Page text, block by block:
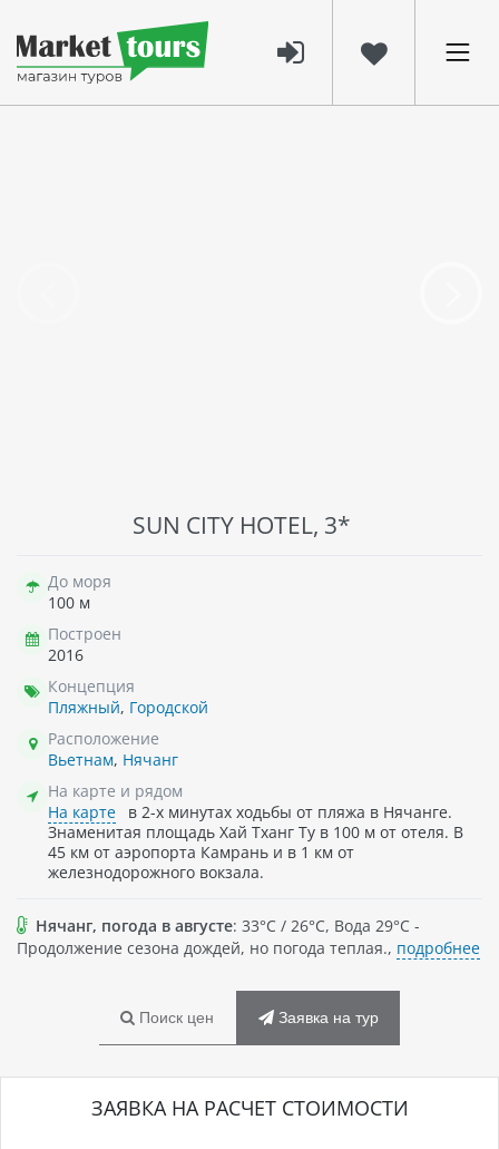
SUN CITY HOTEL, 3*
До моря
100 м
Построен
2016
Концепция
Пляжный, Городской
Расположение
Вьетнам, Нячанг
На карте и рядом
На карте
в 2-х минутах ходьбы от пляжа в Нячанге.
Знаменитая площадь Хай Тханг Ту в 100 м от отеля. В
45 км от аэропорта Камрань и в 1 км от
железнодорожного вокзала.
Нячанг, погода в августе: 33°C / 26°C, Вода 29°C -
Продолжение сезона дождей, но погода теплая., подробнее
Поиск цен Заявка на тур
ЗАЯВКА НА РАСЧЕТ СТОИМОСТИ